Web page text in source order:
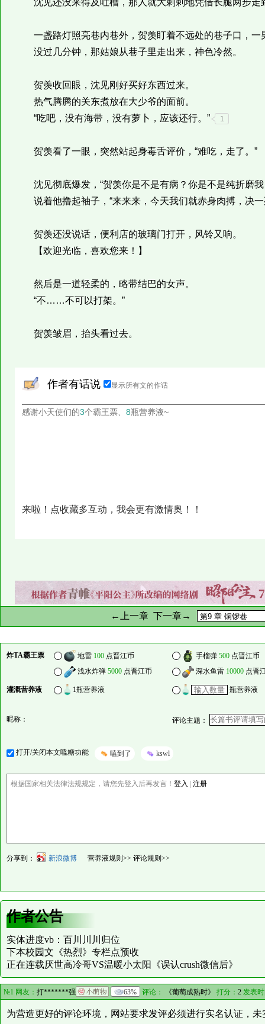
沈见还没来得及吐槽，那人就大剌剌地凭借长腿两步走
一盏路灯照亮巷内巷外，贺羡盯着不远处的巷子口，一
没过几分钟，那姑娘从巷子里走出来，神色冷然。
贺羡收回眼，沈见刚好买好东西过来。
热气腾腾的关东煮放在大少爷的面前。
“吃吧，没有海带，没有萝卜，应该还行。”
1
贺羡看了一眼，突然站起身毒舌评价，“难吃，走了。”
沈见彻底爆发，“贺羡你是不是有病？你是不是纯折磨我
说着他撸起袖子，“来来来，今天我们就赤身肉搏，决一
贺羡还没说话，便利店的玻璃门打开，风铃又响。
【欢迎光临，喜欢您来！】
然后是一道轻柔的，略带结巴的女声。
“不……不可以打架。”
贺羡皱眉，抬头看过去。
作者有话说 显示所有文的作话
感谢小天使们的3个霸王票、 8瓶营养液~
来啦！点收藏多互动，我会更有激情奥！！
←上一章 下一章→
炸TA霸王票 地雷 100 点晋江币 手榴弹 500 点晋江币
浅水炸弹 5000 点晋江币 深水鱼雷 10000 点晋
灌溉营养液 1瓶营养液 瓶营养液
昵称： 评论主题：
打开/关闭本文嗑糖功能 嗑到了 kswl
根据国家相关法律法规规定，请您先登入后再发言！ 登入 | 注册
分享到： 新浪微博 营养液规则>> 评论规则>>
作者公告
实体进度vb：百川川川归位
下本校园文《热烈》专栏点预收
正在连载厌世高冷哥VS温暖小太阳《误认crush微信后》
№1 网友： 打*******强 63% 评论： 《葡萄成熟时》 打分：2 发表
为营造更好的评论环境，网站要求发评必须进行实名认证，